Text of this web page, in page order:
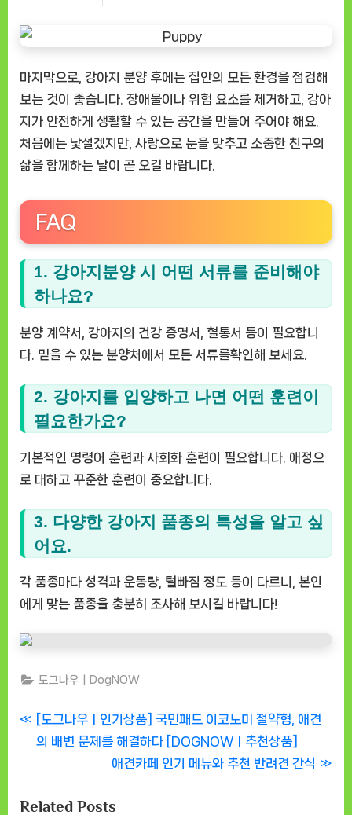
마지막으로, 강아지 분양 후에는 집안의 모든 환경을 점검해
보는 것이 좋습니다. 장애물이나 위험 요소를 제거하고, 강아
지가 안전하게 생활할 수 있는 공간을 만들어 주어야 해요.
처음에는 낯설겠지만, 사랑으로 눈을 맞추고 소중한 친구의
삶을 함께하는 날이 곧 오길 바랍니다.
FAQ
1. 강아지분양 시 어떤 서류를 준비해야
하나요?
분양 계약서, 강아지의 건강 증명서, 혈통서 등이 필요합니
다. 믿을 수 있는 분양처에서 모든 서류를확인해 보세요.
2. 강아지를 입양하고 나면 어떤 훈련이
필요한가요?
기본적인 명령어 훈련과 사회화 훈련이 필요합니다. 애정으
로 대하고 꾸준한 훈련이 중요합니다.
3. 다양한 강아지 품종의 특성을 알고 싶
어요.
각 품종마다 성격과 운동량, 털빠짐 정도 등이 다르니, 본인
에게 맞는 품종을 충분히 조사해 보시길 바랍니다!
도그나우ㅣDogNOW
글P
r
i
[도그나우ㅣ인기상품] 국민패드 이코노미 절약형, 애견
의 배변 문제를 해결하다 [DOGNOWㅣ추천상품]
N
x
애견카페 인기 메뉴와 추천 반려견 간식
Related Posts